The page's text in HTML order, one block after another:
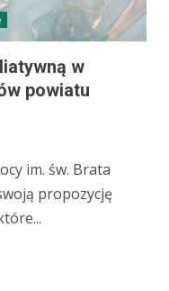
w
powiatu
im. św. Brata
propozycję